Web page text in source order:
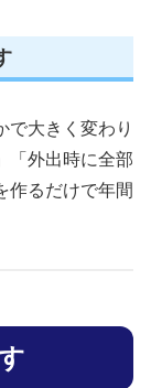
で大きく変わり
「外出時に全部
作るだけで年間